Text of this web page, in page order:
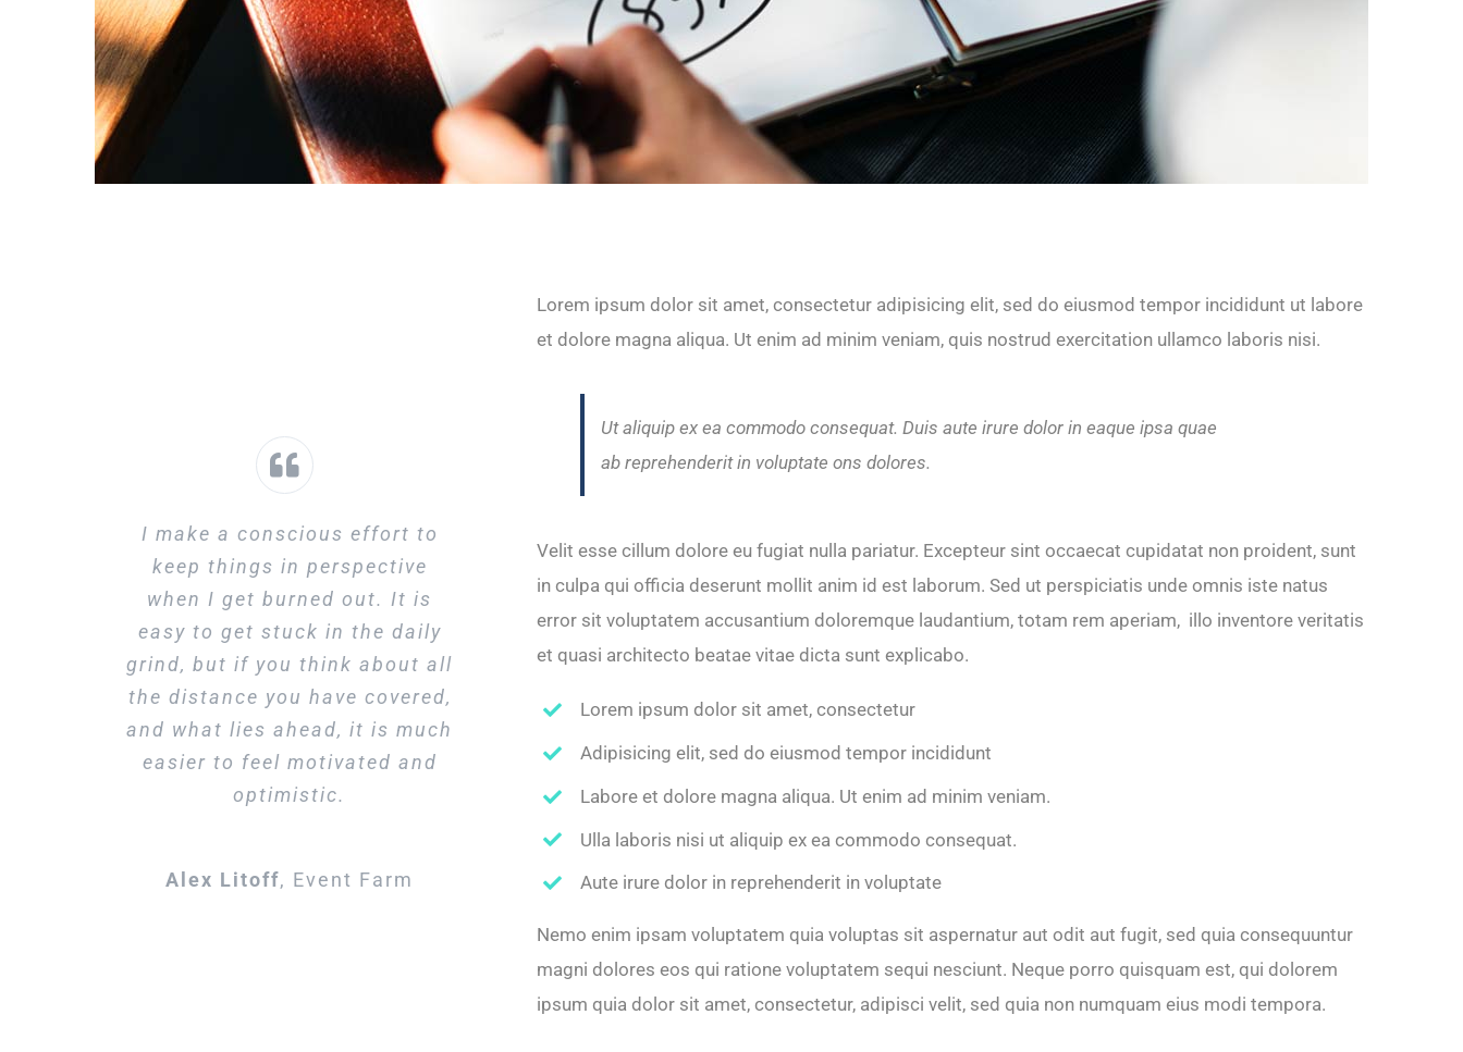
I make a conscious effort to
keep things in perspective
when I get burned out. It is
easy to get stuck in the daily
grind, but if you think about all
the distance you have covered,
and what lies ahead, it is much
easier to feel motivated and
optimistic.
Alex Litoff, Event Farm
Lorem ipsum dolor sit amet, consectetur adipisicing elit, sed do eiusmod tempor incididunt ut labore
et dolore magna aliqua. Ut enim ad minim veniam, quis nostrud exercitation ullamco laboris nisi.
Ut aliquip ex ea commodo consequat. Duis aute irure dolor in eaque ipsa quae
ab reprehenderit in voluptate ons dolores.
Velit esse cillum dolore eu fugiat nulla pariatur. Excepteur sint occaecat cupidatat non proident, sunt
in culpa qui officia deserunt mollit anim id est laborum. Sed ut perspiciatis unde omnis iste natus
error sit voluptatem accusantium doloremque laudantium, totam rem aperiam, illo inventore veritatis
et quasi architecto beatae vitae dicta sunt explicabo.
Lorem ipsum dolor sit amet, consectetur
Adipisicing elit, sed do eiusmod tempor incididunt
Labore et dolore magna aliqua. Ut enim ad minim veniam.
Ulla laboris nisi ut aliquip ex ea commodo consequat.
Aute irure dolor in reprehenderit in voluptate
Nemo enim ipsam voluptatem quia voluptas sit aspernatur aut odit aut fugit, sed quia consequuntur
magni dolores eos qui ratione voluptatem sequi nesciunt. Neque porro quisquam est, qui dolorem
ipsum quia dolor sit amet, consectetur, adipisci velit, sed quia non numquam eius modi tempora.